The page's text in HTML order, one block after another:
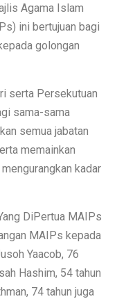
Agama Islam
ini bertujuan bagi
golongan
serta Persekutuan
sama-sama
semua jabatan
memainkan
kadar
DiPertua MAIPs
MAIPs kepada
Yaacob, 76
Hashim, 54 tahun
74 tahun juga